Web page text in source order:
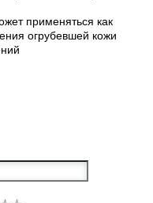
применяться как
огрубевшей кожи